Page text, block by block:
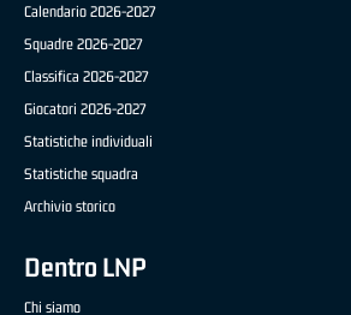
Calendario 2026-2027
Squadre 2026-2027
Classifica 2026-2027
Giocatori 2026-2027
Statistiche individuali
Statistiche squadra
Archivio storico
Dentro LNP
Chi siamo